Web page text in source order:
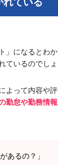
」になるとわ
ているのでしょ
よって内容や
勤怠や勤務情
あるの？」